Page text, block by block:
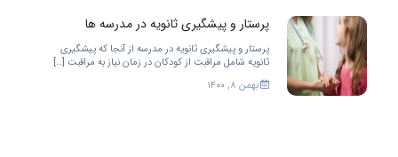
پرستار و پیشگیری ثانویه در مدرسه ها
پرستار و پیشگیری ثانویه در مدرسه از آنجا که پیشگیری
ثانویه شامل مراقبت از کودکان در زمان نیاز به مراقبت […]
بهمن ۸, ۱۴۰۰